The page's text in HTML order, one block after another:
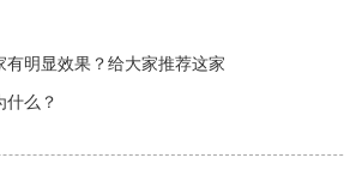
明显效果？给大家推荐这家
什么？